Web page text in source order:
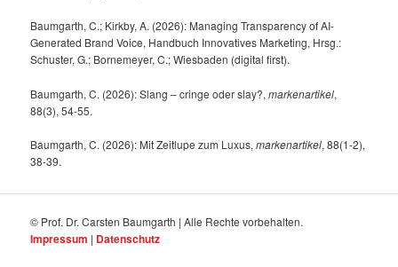
Baumgarth, C.; Kirkby, A. (2026): Managing Transparency of AI-
Generated Brand Voice, Handbuch Innovatives Marketing, Hrsg.:
Schuster, G.; Bornemeyer, C.; Wiesbaden (digital first).
Baumgarth, C. (2026): Slang – cringe oder slay?,markenartikel,
88(3), 54-55.
Baumgarth, C. (2026): Mit Zeitlupe zum Luxus,markenartikel, 88(1-2),
38-39.
© Prof. Dr. Carsten Baumgarth | Alle Rechte vorbehalten.
Impressum | Datenschutz